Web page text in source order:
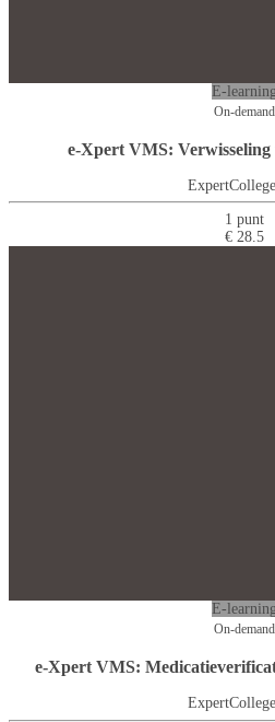
E-learning
On-demand
e-Xpert VMS: Verwisseling
1 punt
€ 28.5
E-learning
On-demand
e-Xpert VMS: